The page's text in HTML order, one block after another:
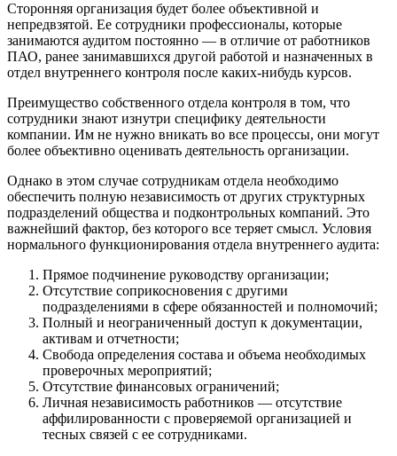
Сторонняя организация будет более объективной и
непредвзятой. Ее сотрудники профессионалы, которые
занимаются аудитом постоянно — в отличие от работников
ПАО, ранее занимавшихся другой работой и назначенных в
отдел внутреннего контроля после каких-нибудь курсов.
Преимущество собственного отдела контроля в том, что
сотрудники знают изнутри специфику деятельности
компании. Им не нужно вникать во все процессы, они могут
более объективно оценивать деятельность организации.
Однако в этом случае сотрудникам отдела необходимо
обеспечить полную независимость от других структурных
подразделений общества и подконтрольных компаний. Это
важнейший фактор, без которого все теряет смысл. Условия
нормального функционирования отдела внутреннего аудита:
Прямое подчинение руководству организации;
Отсутствие соприкосновения с другими
подразделениями в сфере обязанностей и полномочий;
Полный и неограниченный доступ к документации,
активам и отчетности;
Свобода определения состава и объема необходимых
проверочных мероприятий;
Отсутствие финансовых ограничений;
Личная независимость работников — отсутствие
аффилированности с проверяемой организацией и
тесных связей с ее сотрудниками.